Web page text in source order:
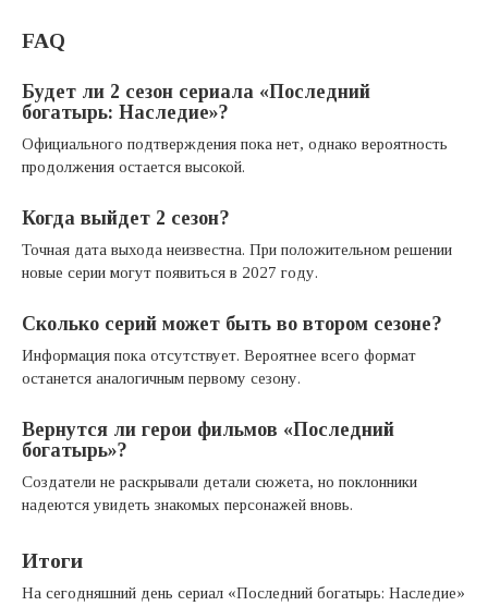
FAQ
Будет ли 2 сезон сериала «Последний
богатырь: Наследие»?
Официального подтверждения пока нет, однако вероятность
продолжения остается высокой.
Когда выйдет 2 сезон?
Точная дата выхода неизвестна. При положительном решении
новые серии могут появиться в 2027 году.
Сколько серий может быть во втором сезоне?
Информация пока отсутствует. Вероятнее всего формат
останется аналогичным первому сезону.
Вернутся ли герои фильмов «Последний
богатырь»?
Создатели не раскрывали детали сюжета, но поклонники
надеются увидеть знакомых персонажей вновь.
Итоги
На сегодняшний день сериал «Последний богатырь: Наследие»